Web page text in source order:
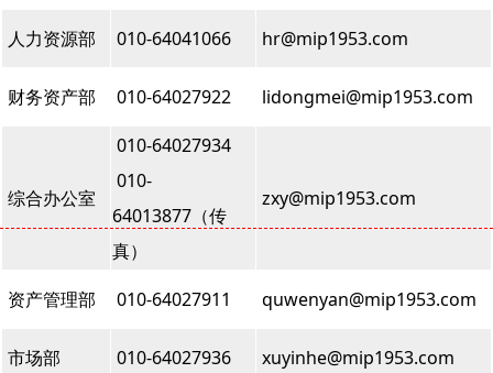
人力资源部 010-64041066 hr@mip1953.com
财务资产部 010-64027922 lidongmei@mip1953.com
综合办公室
010-64027934
010-
64013877（传
真）
zxy@mip1953.com
资产管理部 010-64027911 quwenyan@mip1953.com
市场部 010-64027936 xuyinhe@mip1953.com